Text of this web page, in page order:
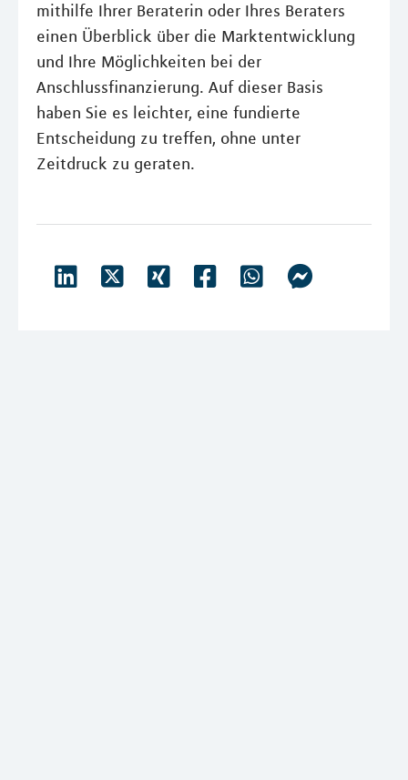
mithilfe Ihrer Beraterin oder Ihres Beraters
einen Überblick über die Marktentwicklung
und Ihre Möglichkeiten bei der
Anschlussfinanzierung. Auf dieser Basis
haben Sie es leichter, eine fundierte
Entscheidung zu treffen, ohne unter
Zeitdruck zu geraten.